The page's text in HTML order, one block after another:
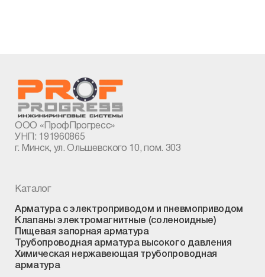
ООО «ПрофПрогресс»
УНП: 191960865
г. Минск, ул. Ольшевского 10, пом. 303
Каталог
Арматура с электроприводом и пневмоприводом
Клапаны электромагнитные (соленоидные)
Пищевая запорная арматура
Трубопроводная арматура высокого давления
Химическая нержавеющая трубопроводная
арматура